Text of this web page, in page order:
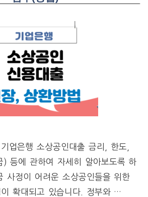
업은행 소상공인대출 금리, 한도,
) 등에 관하여 자세히 알아보도록 하
사정이 어려운 소상공인들을 위한
확대되고 있습니다. 정부와 …